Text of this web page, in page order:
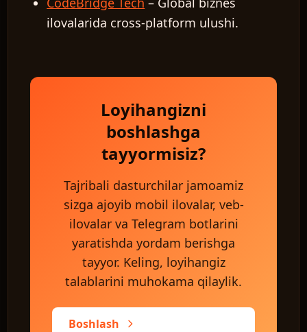
ilovalarida cross-platform ulushi.
Loyihangizni
boshlashga
tayyormisiz?
Tajribali dasturchilar jamoamiz
sizga ajoyib mobil ilovalar, veb-
ilovalar va Telegram botlarini
yaratishda yordam berishga
tayyor. Keling, loyihangiz
talablarini muhokama qilaylik.
Boshlash